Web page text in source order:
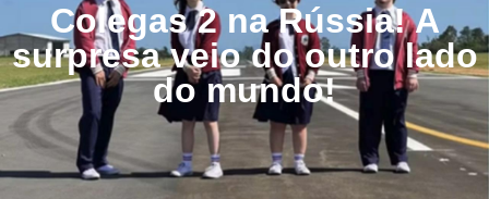
Colegas 2 na Rússia! A
surpresa veio do outro lado
do mundo!